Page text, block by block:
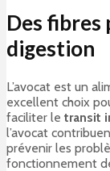
Des fibres
digestion
L’avocat est un
excellent choix
faciliter le transit
l’avocat
prévenir les
fonctionnement